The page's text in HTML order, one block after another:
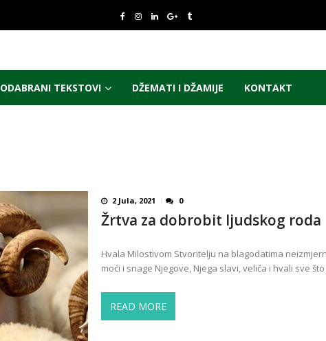
ODABRANI TEKSTOVI DŽEMATI I DŽAMIJE KONTAKT
2 Jula, 2021 0
Žrtva za dobrobit ljudskog roda
Hvala Milostivom Stvoritelju na blagodatima
moći i snage Njegove, Njega slavi, veliča i hvali sve
READ MORE